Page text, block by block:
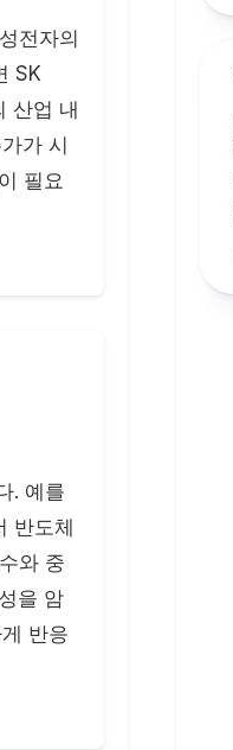
전자의
SK
산업 내
가 시
필요
. 예를
반도체
와 중
을 암
반응